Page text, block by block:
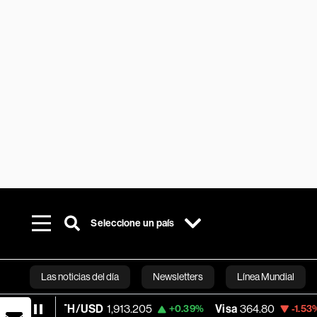
Seleccione un país
Las noticias del día Newsletters Línea Mundial
Bloomberg
ETH/USD 1,913.205 +0.39% Visa 364.80 -1.53%